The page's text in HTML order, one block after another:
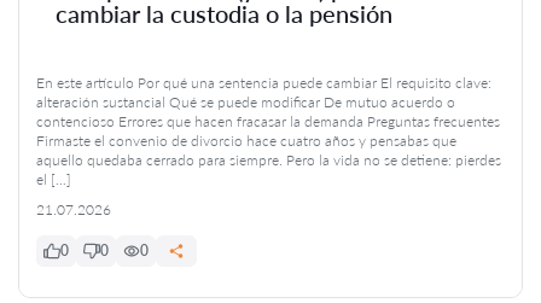
cambiar la custodia o la pensión
En este artículo Por qué una sentencia puede cambiar El requisito clave:
alteración sustancial Qué se puede modificar De mutuo acuerdo o
contencioso Errores que hacen fracasar la demanda Preguntas frecuentes
Firmaste el convenio de divorcio hace cuatro años y pensabas que
aquello quedaba cerrado para siempre. Pero la vida no se detiene: pierdes
el […]
21.07.2026
0 0 0